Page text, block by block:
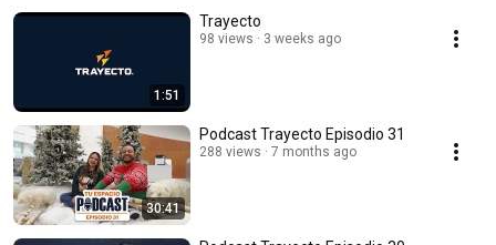
1:51
Trayecto
98 views 3 weeks ago
30:41
Podcast Trayecto Episodio 31
288 views 7 months ago